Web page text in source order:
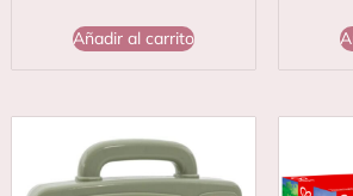
Añadir al carrito